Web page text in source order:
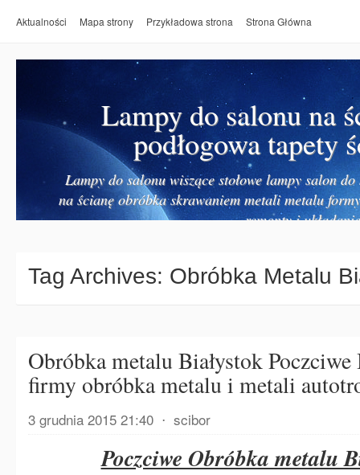
Aktualności Mapa strony Przykładowa strona Strona Główna
Lampy do salonu na
podłogowa tapety
Lampy do salonu wiszące stołowe lampy salon
na ścianę obróbka skrawaniem metali metalu
remonty i
Tag Archives: Obróbka Metalu
Obróbka metalu Białystok Poczciwe
firmy obróbka metalu i metali
3 grudnia 2015 21:40 ⋅ scibor
Poczciwe Obróbka metalu